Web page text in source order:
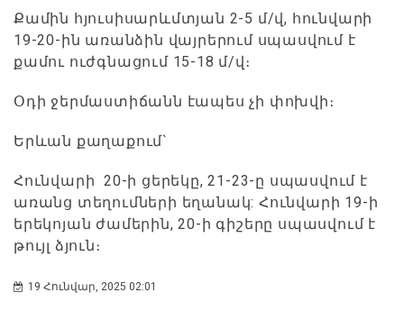
Քամին հյուսիսարևմտյան 2-5 մ/վ, հունվարի
19-20-ին առանձին վայրերում սպասվում է
քամու ուժգնացում 15-18 մ/վ։
Օդի ջերմաստիճանն էապես չի փոխվի։
Երևան քաղաքում`
Հունվարի 20-ի ցերեկը, 21-23-ը սպասվում է
առանց տեղումների եղանակ: Հունվարի 19-ի
երեկոյան ժամերին, 20-ի գիշերը սպասվում է
թույլ ձյուն։
19 Հունվար, 2025 02:01